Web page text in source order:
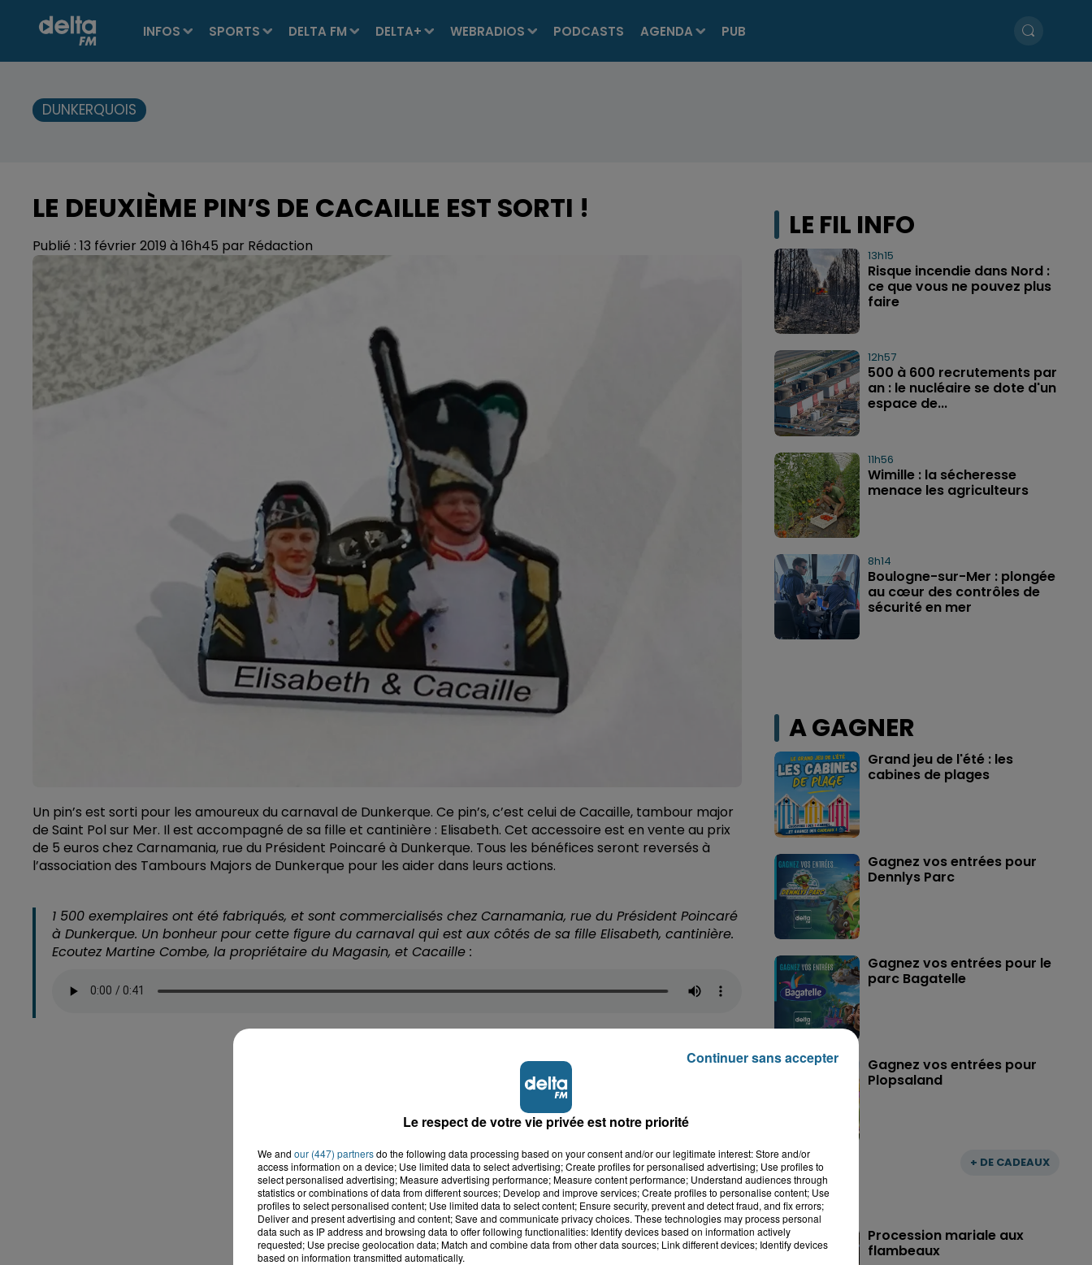
INFOS SPORTS DELTA FM DELTA+ WEBRADIOS PODCASTS AGENDA PUB
DUNKERQUOIS
LE DEUXIÈME PIN’S DE CACAILLE EST SORTI !
Publié : 13 février 2019 à 16h45 par Rédaction
Un pin’s est sorti pour les amoureux du carnaval de Dunkerque. Ce pin’s, c’est celui de Cacaille, tambour major
de Saint Pol sur Mer. Il est accompagné de sa fille et cantinière : Elisabeth. Cet accessoire est en vente au prix
de 5 euros chez Carnamania, rue du Président Poincaré à Dunkerque. Tous les bénéfices seront reversés à
l’association des Tambours Majors de Dunkerque pour les aider dans leurs actions.
1 500 exemplaires ont été fabriqués, et sont commercialisés chez Carnamania, rue du Président Poincaré
à Dunkerque. Un bonheur pour cette figure du carnaval qui est aux côtés de sa fille Elisabeth, cantinière.
Ecoutez Martine Combe, la propriétaire du Magasin, et Cacaille :
LE FIL INFO
13h15
Risque incendie dans Nord :
ce que vous ne pouvez plus
faire
12h57
500 à 600 recrutements par
an : le nucléaire se dote d'un
espace de...
11h56
Wimille : la sécheresse
menace les agriculteurs
8h14
Boulogne-sur-Mer : plongée
au cœur des contrôles de
sécurité en mer
A GAGNER
+ DE CADEAUX
Grand jeu de l'été : les
cabines de plages
Gagnez vos entrées pour
Dennlys Parc
Gagnez vos entrées pour le
parc Bagatelle
Gagnez vos entrées pour
Plopsaland
Procession mariale aux
flambeaux
Le respect de votre vie privée est notre priorité
We and our (447) partnersdo the following data processing based on your consent and/or our legitimate interest: Store and/or
access information on a device; Use limited data to select advertising; Create profiles for personalised advertising; Use profiles to
select personalised advertising; Measure advertising performance; Measure content performance; Understand audiences through
statistics or combinations of data from different sources; Develop and improve services; Create profiles to personalise content; Use
profiles to select personalised content; Use limited data to select content; Ensure security, prevent and detect fraud, and fix errors;
Deliver and present advertising and content; Save and communicate privacy choices. These technologies may process personal
data such as IP address and browsing data to offer following functionalities: Identify devices based on information actively
requested; Use precise geolocation data; Match and combine data from other data sources; Link different devices; Identify devices
based on information transmitted automatically.
Continuer sans accepter